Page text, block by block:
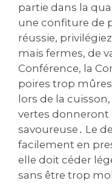
partie dans la
une confiture de
réussie,
mais fermes, de
Conférence, la
poires trop
lors de la
vertes
savoureuse․ Le
facilement en
elle doit céder
sans être trop